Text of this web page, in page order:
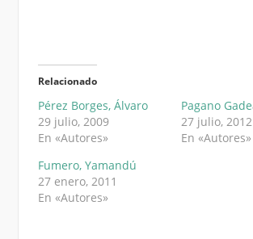
Relacionado
Pérez Borges, Álvaro
29 julio, 2009
En «Autores»
Pagano
27 julio, 2012
En «Autores»
Fumero, Yamandú
27 enero, 2011
En «Autores»